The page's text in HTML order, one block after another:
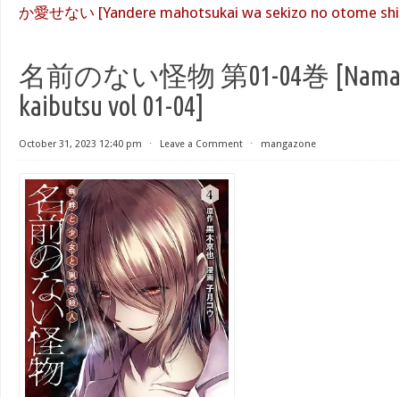
か愛せない [Yandere mahotsukai wa sekizo no otome
名前のない怪物 第01-04巻
kaibutsu vol 01-04]
October 31, 2023 12:40 pm ⋅ Leave a Comment ⋅ mangazone